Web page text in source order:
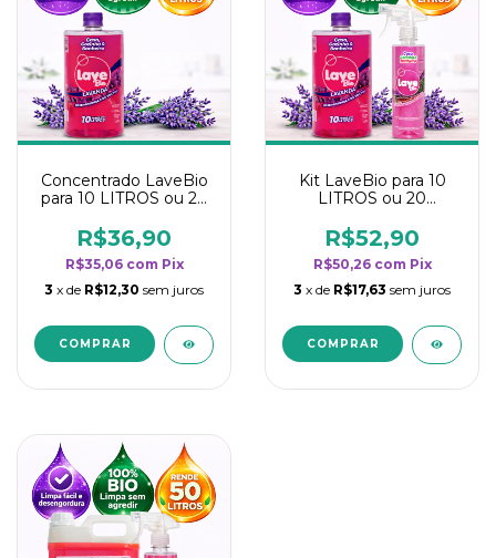
Concentrado LaveBio
para 10 LITROS ou 20
rendimento da
categoria - Lavanda
R$36,90
R$35,06 com Pix
3 x de R$12,30 sem juros
Kit LaveBio para 10
LITROS ou 20
rendimento da
categoria - Lavanda
R$52,90
R$50,26 com Pix
3 x de R$17,63 sem juros